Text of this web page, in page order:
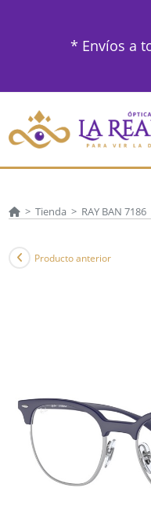
* Envíos a
> Tienda > RAY BAN 7186
Producto anterior